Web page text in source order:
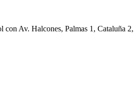
Av. Halcones, Palmas 1, Cataluña 2,